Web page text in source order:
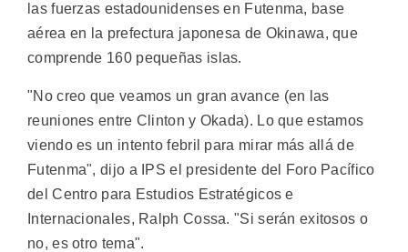
las fuerzas estadounidenses en Futenma, base
aérea en la prefectura japonesa de Okinawa, que
comprende 160 pequeñas islas.
"No creo que veamos un gran avance (en las
reuniones entre Clinton y Okada). Lo que estamos
viendo es un intento febril para mirar más allá de
Futenma", dijo a IPS el presidente del Foro Pacífico
del Centro para Estudios Estratégicos e
Internacionales, Ralph Cossa. "Si serán exitosos o
no, es otro tema".